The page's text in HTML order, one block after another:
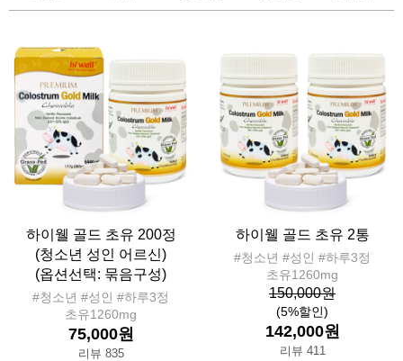
하이웰 골드 초유 200정
(청소년 성인 어르신)
(옵션선택: 묶음구성)
#청소년 #성인 #하루3정
초유1260mg
75,000원
리뷰 835
하이웰 골드 초유 2통
#청소년 #성인 #하루3정
초유1260mg
150,000원
(5%할인)
142,000원
리뷰 411